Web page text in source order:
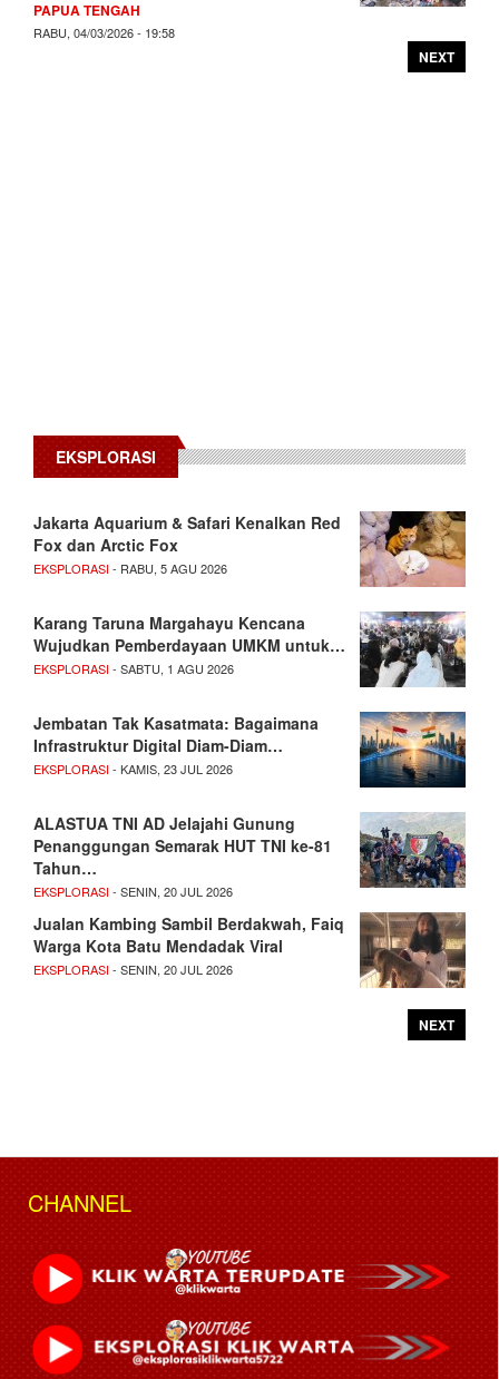
PAPUA TENGAH
RABU, 04/03/2026 - 19:58
NEXT
EKSPLORASI
Jakarta Aquarium & Safari Kenalkan Red
Fox dan Arctic Fox
EKSPLORASI- RABU, 5 AGU 2026
Karang Taruna Margahayu Kencana
Wujudkan Pemberdayaan UMKM untuk…
EKSPLORASI- SABTU, 1 AGU 2026
Jembatan Tak Kasatmata: Bagaimana
Infrastruktur Digital Diam-Diam…
EKSPLORASI- KAMIS, 23 JUL 2026
ALASTUA TNI AD Jelajahi Gunung
Penanggungan Semarak HUT TNI ke-81
Tahun…
EKSPLORASI- SENIN, 20 JUL 2026
Jualan Kambing Sambil Berdakwah, Faiq
Warga Kota Batu Mendadak Viral
EKSPLORASI- SENIN, 20 JUL 2026
NEXT
CHANNEL